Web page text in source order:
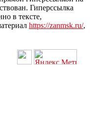
Гиперссылка
в тексте,
https://zanmsk.ru/,